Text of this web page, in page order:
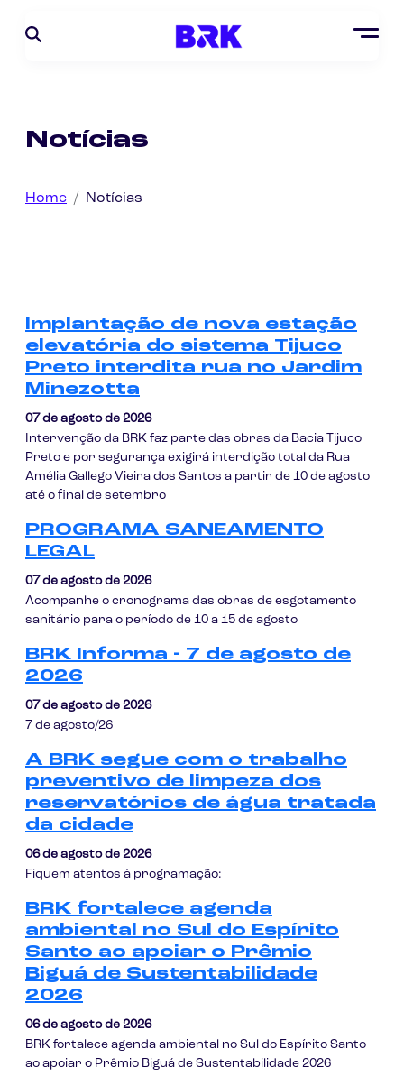
Notícias
Home Notícias
Implantação de nova estação
elevatória do sistema Tijuco
Preto interdita rua no Jardim
Minezotta
07 de agosto de 2026
Intervenção da BRK faz parte das obras da Bacia Tijuco
Preto e por segurança exigirá interdição total da Rua
Amélia Gallego Vieira dos Santos a partir de 10 de agosto
até o final de setembro
PROGRAMA SANEAMENTO
LEGAL
07 de agosto de 2026
Acompanhe o cronograma das obras de esgotamento
sanitário para o período de 10 a 15 de agosto
BRK Informa - 7 de agosto de
2026
07 de agosto de 2026
7 de agosto/26
A BRK segue com o trabalho
preventivo de limpeza dos
reservatórios de água tratada
da cidade
06 de agosto de 2026
Fiquem atentos à programação:
BRK fortalece agenda
ambiental no Sul do Espírito
Santo ao apoiar o Prêmio
Biguá de Sustentabilidade
2026
06 de agosto de 2026
BRK fortalece agenda ambiental no Sul do Espírito Santo
ao apoiar o Prêmio Biguá de Sustentabilidade 2026